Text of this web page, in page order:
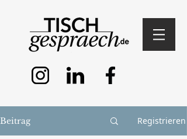
Beitrag Registrieren